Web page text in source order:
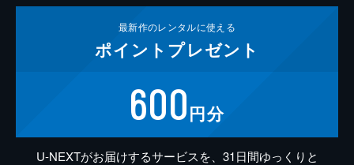
最新作のレンタルに使える
ポイント プレゼント
600円分
U-NEXTがお届けするサービスを、31日間ゆっくりと